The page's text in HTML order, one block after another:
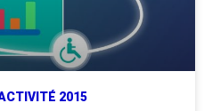
2015